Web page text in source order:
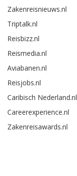
Zakenreisnieuws.nl
Triptalk.nl
Reisbizz.nl
Reismedia.nl
Aviabanen.nl
Reisjobs.nl
Caribisch Nederland.nl
Careerexperience.nl
Zakenreisawards.nl